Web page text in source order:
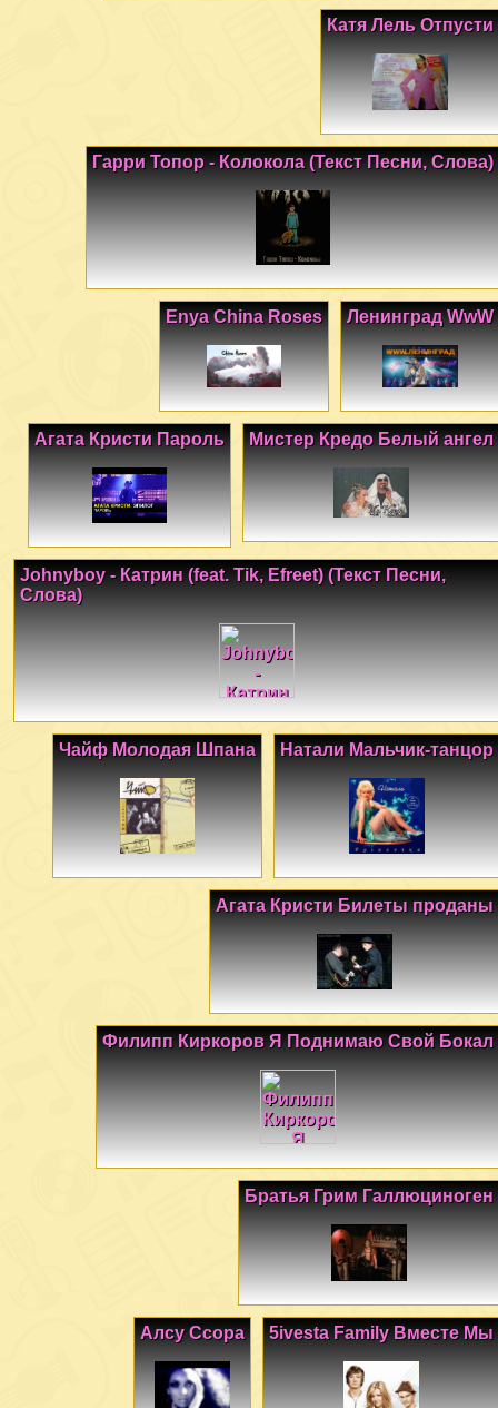
Катя Лель Отпусти
Гарри Топор - Колокола (Текст Песни, Слова)
Ленинград WwW
Enya China Roses
Мистер Кредо Белый ангел
Агата Кристи Пароль
Johnyboy - Катрин (feat. Tik, Efreet) (Текст Песни,
Слова)
Натали Мальчик-танцор
Чайф Молодая Шпана
Агата Кристи Билеты проданы
Филипп Киркоров Я Поднимаю Свой Бокал
Братья Грим Галлюциноген
5ivesta Family Вместе Мы
Алсу Ссора